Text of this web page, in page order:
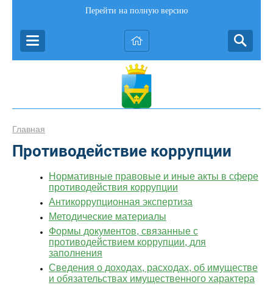
Перейти на полную версию
Главная
Противодействие коррупции
Нормативные правовые и иные акты в сфере
противодействия коррупции
Антикоррупционная экспертиза
Методические материалы
Формы документов, связанные с
противодействием коррупции, для
заполнения
Сведения о доходах, расходах, об имуществе
и обязательствах имущественного характера